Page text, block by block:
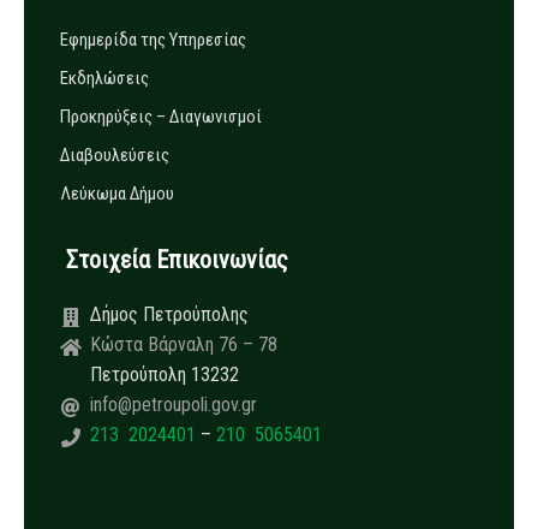
Εφημερίδα της Υπηρεσίας
Εκδηλώσεις
Προκηρύξεις – Διαγωνισμοί
Διαβουλεύσεις
Λεύκωμα Δήμου
Στοιχεία Επικοινωνίας
Δήμος Πετρούπολης
Κώστα Βάρναλη 76 – 78
Πετρούπολη 13232
info@petroupoli.gov.gr
213 2024401 – 210 5065401